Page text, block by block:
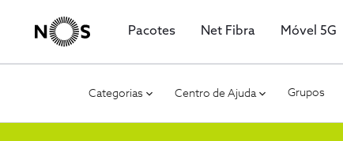
Pacotes Net Fibra Móvel 5G
Categorias Centro de Ajuda Grupos